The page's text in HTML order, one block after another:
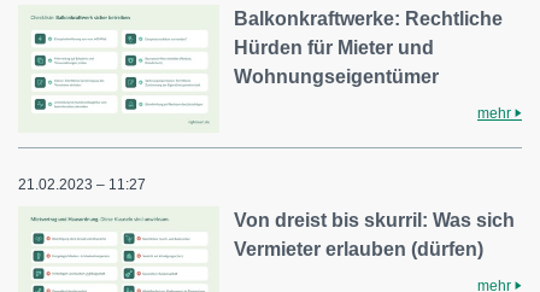
Balkonkraftwerke: Rechtliche
Hürden für Mieter und
Wohnungseigentümer
mehr
21.02.2023 – 11:27
Von dreist bis skurril: Was sich
Vermieter erlauben (dürfen)
mehr